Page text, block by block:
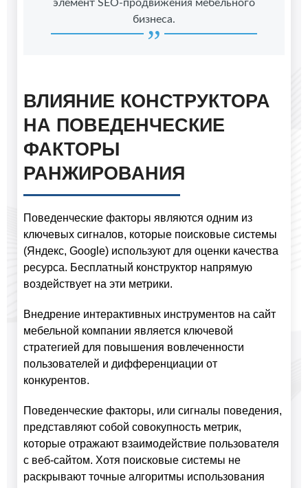
элемент SEO-продвижения мебельного
бизнеса.
ВЛИЯНИЕ КОНСТРУКТОРА
НА ПОВЕДЕНЧЕСКИЕ
ФАКТОРЫ
РАНЖИРОВАНИЯ
Поведенческие факторы являются одним из
ключевых сигналов, которые поисковые системы
(Яндекс, Google) используют для оценки качества
ресурса. Бесплатный конструктор напрямую
воздействует на эти метрики.
Внедрение интерактивных инструментов на сайт
мебельной компании является ключевой
стратегией для повышения вовлеченности
пользователей и дифференциации от
конкурентов.
Поведенческие факторы, или сигналы поведения,
представляют собой совокупность метрик,
которые отражают взаимодействие пользователя
с веб-сайтом. Хотя поисковые системы не
раскрывают точные алгоритмы использования